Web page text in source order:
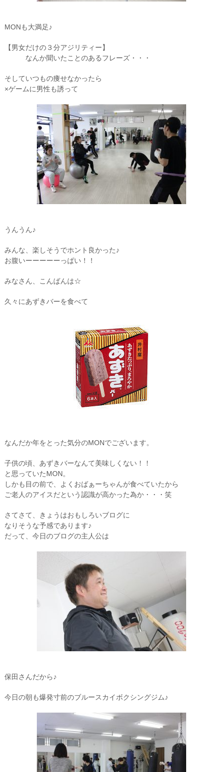
MONも大満足♪
【男女だけの３分アジリティー】
なんか聞いたことのあるフレーズ・・・
そしていつもの痩せなかったら
×ゲームに男性も誘って
うんうん♪
みんな、楽しそうでホント良かった♪
お腹いーーーーーっぱい！！
みなさん、こんばんは☆
久々にあずきバーを食べて
なんだか年をとった気分のMONでございます。
子供の頃、あずきバーなんて美味しくない！！
と思っていたMON。
しかも目の前で、よくおばぁーちゃんが食べていたから
ご老人のアイスだという認識が高かった為か・・・笑
さてさて、きょうはおもしろいブログに
なりそうな予感であります♪
だって、今日のブログの主人公は
保田さんだから♪
今日の朝も爆発寸前のブルースカイボクシングジム♪